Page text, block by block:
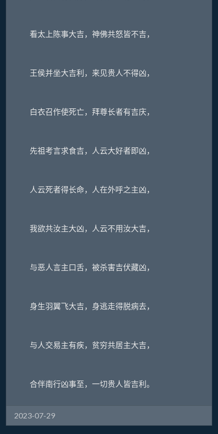
看太上陈事大吉，神佛共怒皆不吉，
王侯并坐大吉利，来见贵人不得凶，
白衣召作使死亡，拜尊长者有吉庆，
先祖考言求食吉，人云大好者即凶，
人云死者得长命，人在外呼之主凶，
我欲共汝主大凶，人云不用汝大吉，
与恶人言主口舌，被杀害吉伏藏凶，
身生羽翼飞大吉，身逃走得脱病去，
与人交易主有疾，贫穷共居主大吉，
合伴南行凶事至，一切贵人皆吉利。
2023-07-29